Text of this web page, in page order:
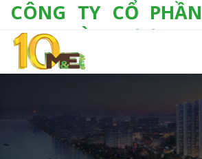
CÔNG TY CỔ
LẠNH VÀ THƯƠNG
Số 10/357 Tam Trinh, P.
Hoàng Mai, TP. Hà Nội
Email: info@megroup.vn